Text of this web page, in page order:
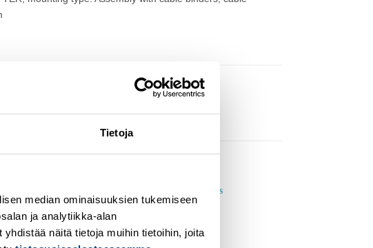
Tietoja
median ominaisuuksien tukemiseen
ja analytiikka-alan
näitä tietoja muihin tietoihin, joita
Add to